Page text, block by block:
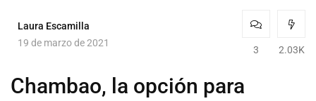
Laura Escamilla
19 de marzo de 2021
3 2.03K
Chambao, la opción para